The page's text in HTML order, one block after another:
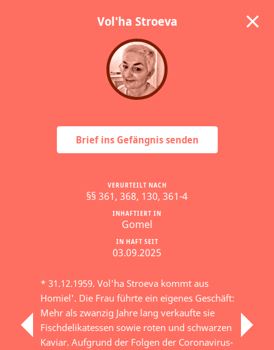
Vol'ha Stroeva
Brief ins Gefängnis senden
IN HAFT SEIT
03.09.2025
INHAFTIERT IN
Gomel
VERURTEILT NACH
§§ 361, 368, 130, 361-4
* 31.12.1959. Vol'ha Stroeva kommt aus
Homiel'. Die Frau führte ein eigenes Geschäft:
Mehr als zwanzig Jahre lang verkaufte sie
Fischdelikatessen sowie roten und schwarzen
Kaviar. Aufgrund der Folgen der Coronavirus-